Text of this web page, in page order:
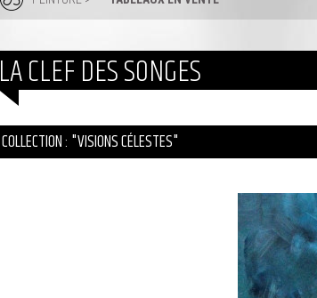
LA CLEF DES SONGES
COLLECTION : "VISIONS CÉLESTES"